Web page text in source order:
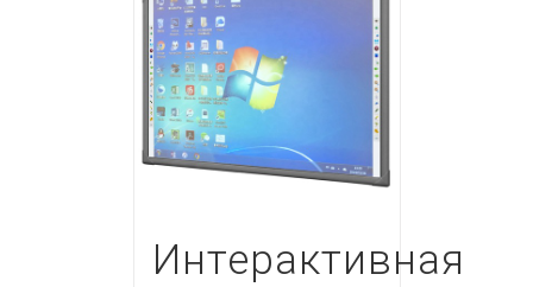
Интерактивная